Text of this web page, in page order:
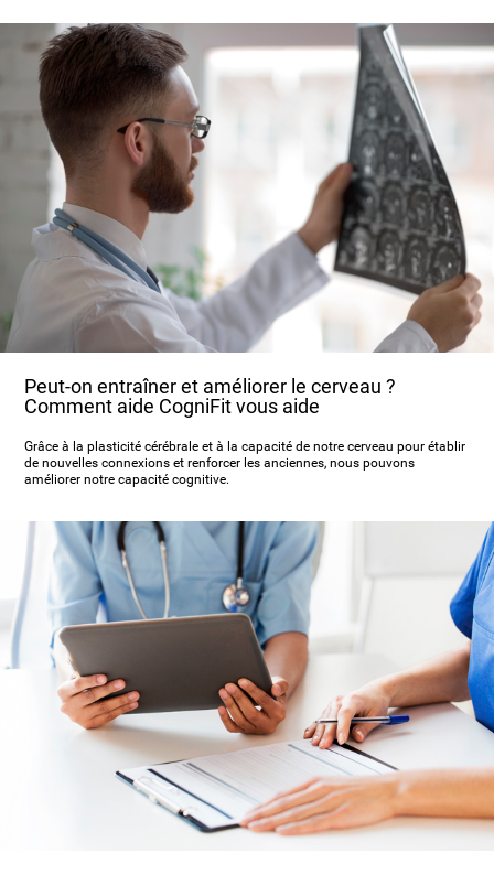
Peut-on entraîner et améliorer le cerveau ?
Comment aide CogniFit vous aide
Grâce à la plasticité cérébrale et à la capacité de notre cerveau pour établir
de nouvelles connexions et renforcer les anciennes, nous pouvons
améliorer notre capacité cognitive.